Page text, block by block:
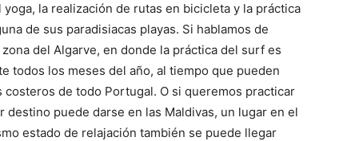
la realización de rutas en bicicleta y la práctica
de sus paradisiacas playas. Si hablamos de
del Algarve, en donde la práctica del surf es
todos los meses del año, al tiempo que pueden
de todo Portugal. O si queremos practicar
puede darse en las Maldivas, un lugar en el
estado de relajación también se puede llegar